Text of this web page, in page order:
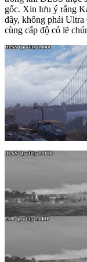
gốc. Xin lưu ý rằng
đây, không phải
cùng cấp độ có lẽ